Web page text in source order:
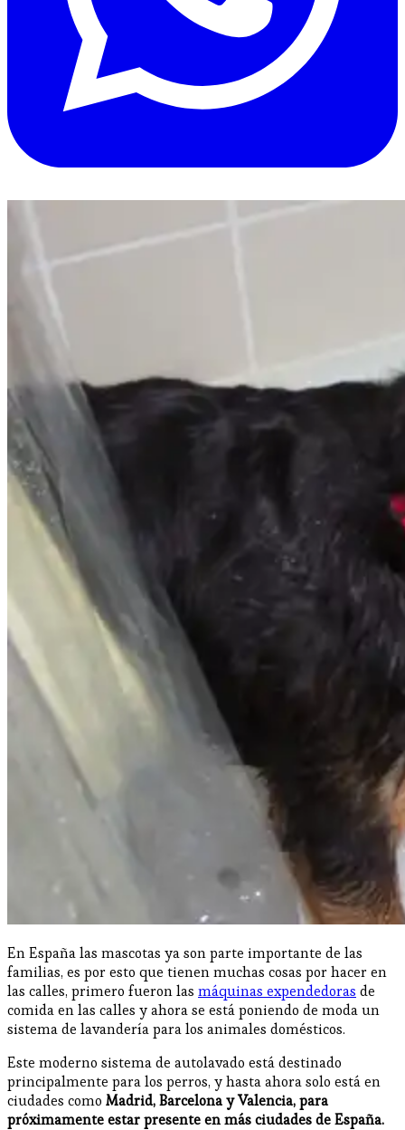
En España las mascotas ya son parte importante de las
familias, es por esto que tienen muchas cosas por hacer en
las calles, primero fueron las máquinas expendedoras de
comida en las calles y ahora se está poniendo de moda un
sistema de lavandería para los animales domésticos.
Este moderno sistema de autolavado está destinado
principalmente para los perros, y hasta ahora solo está en
ciudades como Madrid, Barcelona y Valencia, para
próximamente estar presente en más ciudades de España.